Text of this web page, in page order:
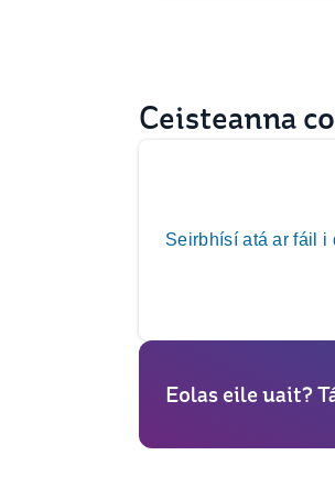
Ceisteanna
Seirbhísí atá ar fáil i
Eolas eile uait?